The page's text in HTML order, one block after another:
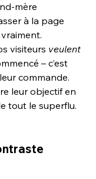
mère
à la page
vraiment.
visiteurs veulent
– c’est
commande.
leur objectif en
tout le superflu.